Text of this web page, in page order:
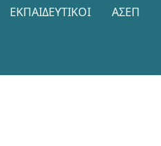
ΕΚΠΑΙΔΕΥΤΙΚΟΊ ΑΣΕΠ